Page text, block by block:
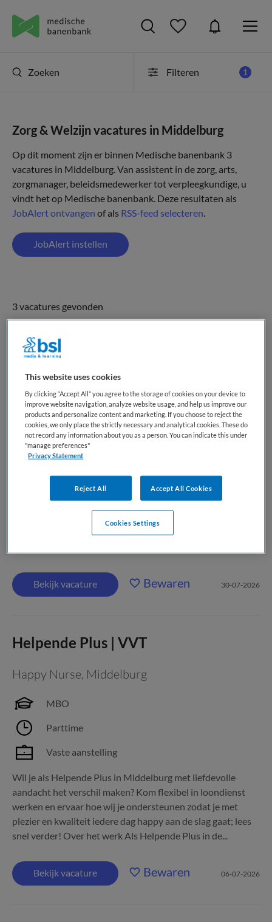
Zoeken Filteren 1
Zorg & Welzijn vacatures in Middelburg
Op dit moment zijn er binnen Medische banenbank 3
vacatures in Middelburg. Van assistent in de zorg, arts,
zorgmanager, beleidsmedewerker tot verpleegkundige, u
vindt het op Medische banenbank. Deze resultaten als
JobAlert ontvangen of als RSS-feed selecteren.
JobAlert instellen
3 vacatures gevonden
PA/VS Medische arrestantenzorg
Regionale Medische Diensten B.V.
HBO
Parttime
Tijdelijk met uitzicht op vast
Deze functie is bedoeld voor verpleegkundig specialisten én
physician assistants die verdieping in hun werk zoeken. Je
combineert eerstelijnszorg met professionele autonomie en
maatschappelijke relevantie op één of meerdere locaties
Bekijk vacature Bewaren 30-07-2026
Helpende Plus | VVT
Happy Nurse, Middelburg
MBO
Parttime
Vaste aanstelling
Wil je als Helpende Plus in Middelburg met liefdevolle
aandacht het verschil maken? Kom flexibel in loondienst
werken en ervaar hoe wij je ondersteunen zodat je met
plezier en kwaliteit iedere dag happy aan de slag gaat; lees
snel verder! Over het werk Als Helpende Plus in de...
Bekijk vacature Bewaren 06-07-2026
This website uses cookies
By clicking “Accept All” you agree to the storage of cookies on your device to
improve website navigation, analyze website usage, and help us improve our
products and personalize content and marketing. If you choose to reject the
cookies, we only place the strictly necessary and analytical cookies. These do
not record any information about you as a person. You can indicate this under
"manage preferences"
Privacy Statement
Reject All Accept All Cookies
Cookies Settings